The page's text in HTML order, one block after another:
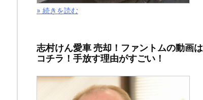
い
俳
優
» 続きを読む
志村けん愛車 売却！ファントムの動画は
コチラ！手放す理由がすごい！